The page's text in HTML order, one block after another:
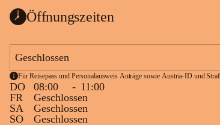
Öffnungszeiten
Geschlossen
Für Reisepass und Personalausweis Anträge sowie Austria-ID und
DO 08:00 - 11:00
FR
Geschlossen
SA
Geschlossen
SO
Geschlossen